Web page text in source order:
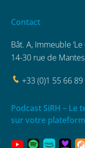
Contact
Bât. A, Immeuble
14-30 rue de
+33 (0)1 55 66 89
Podcast SiRH – Le
sur votre